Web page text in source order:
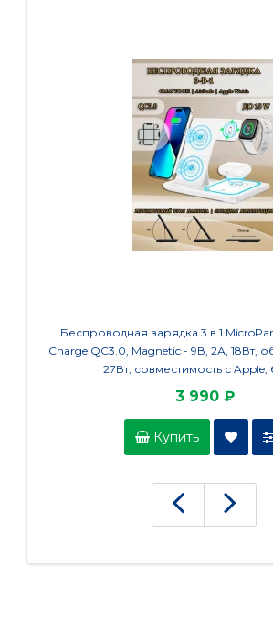
Беспроводная зарядка 3 в 1
Charge QC3.0, Magnetic - 9В, 2А, 18Вт,
27Вт, совместимость с Apple,
3 990 ₽
Купить